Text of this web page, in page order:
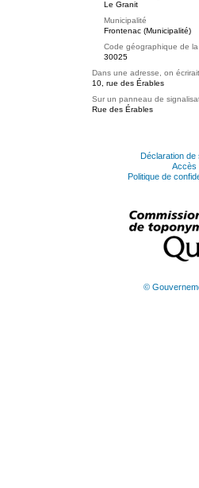
Le Granit
Municipalité
Frontenac (Municipalité)
Code géographique de la
30025
Dans une adresse, on
10, rue des Érables
Sur un panneau de
Rue des Érables
Déclaration
Accès
Politique de
©